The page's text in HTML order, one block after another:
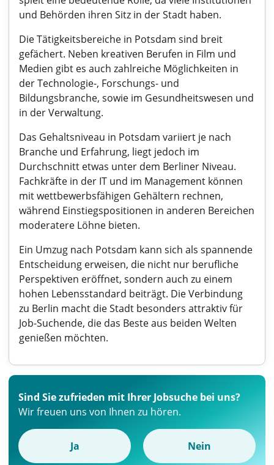
und Behörden ihren Sitz in der Stadt haben.
Die Tätigkeitsbereiche in Potsdam sind breit
gefächert. Neben kreativen Berufen in Film und
Medien gibt es auch zahlreiche Möglichkeiten in
der Technologie-, Forschungs- und
Bildungsbranche, sowie im Gesundheitswesen und
in der Verwaltung.
Das Gehaltsniveau in Potsdam variiert je nach
Branche und Erfahrung, liegt jedoch im
Durchschnitt etwas unter dem Berliner Niveau.
Fachkräfte in der IT und im Management können
mit wettbewerbsfähigen Gehältern rechnen,
während Einstiegspositionen in anderen Bereichen
moderatere Löhne bieten.
Ein Umzug nach Potsdam kann sich als spannende
Entscheidung erweisen, die nicht nur berufliche
Perspektiven eröffnet, sondern auch zu einem
hohen Lebensstandard beiträgt. Die Verbindung
zu Berlin macht die Stadt besonders attraktiv für
Job-Suchende, die das Beste aus beiden Welten
genießen möchten.
Sind Sie zufrieden mit Ihrer Jobsuche bei uns?
Wir freuen uns von Ihnen zu hören.
Ja Nein